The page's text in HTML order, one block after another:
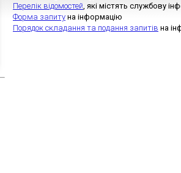
Перелік відомостей, які містять службову
Форма запиту на інформацію
Порядок складання та подання запитів на